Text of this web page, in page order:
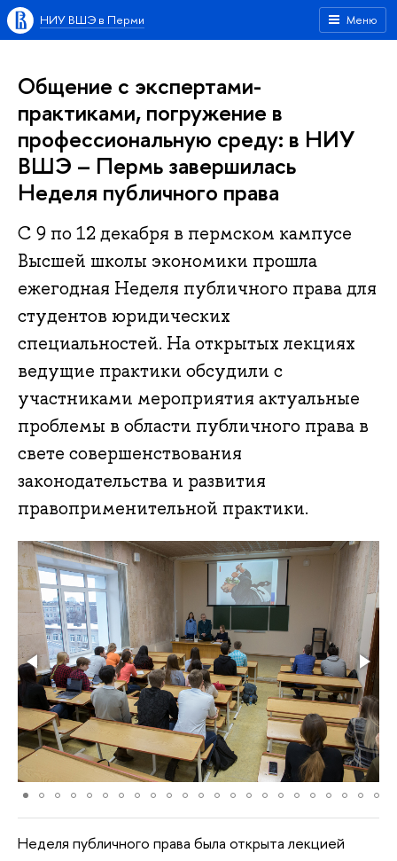
Меню
НИУ ВШЭ в Перми
Общение с экспертами-
практиками, погружение в
профессиональную среду: в НИУ
ВШЭ – Пермь завершилась
Неделя публичного права
С 9 по 12 декабря в пермском кампусе
Высшей школы экономики прошла
ежегодная Неделя публичного права для
студентов юридических
специальностей. На открытых лекциях
ведущие практики обсудили с
участниками мероприятия актуальные
проблемы в области публичного права в
свете совершенствования
законодательства и развития
правоприменительной практики.
Неделя публичного права была открыта лекцией